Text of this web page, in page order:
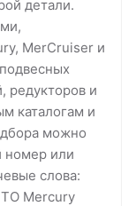
детали.
MerCruiser и
редукторов и
каталогам и
можно
номер или
слова:
Mercury